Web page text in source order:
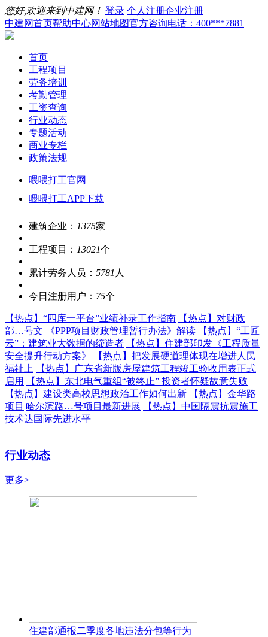
您好,欢迎来到中建网！ 登录 个人注册企业注册
中建网首页帮助中心网站地图官方咨询电话：400***7881
首页
工程项目
劳务培训
考勤管理
工资查询
行业动态
专题活动
商业专栏
政策法规
喂喂打工官网
喂喂打工APP下载
建筑企业： 1375家
工程项目： 13021个
累计劳务人员： 5781 人
今日注册用户： 75个
【热点】 “四库一平台”业绩补录工作指南 【热点】 对财政
部…号文 《PPP项目财政管理暂行办法》解读
【热点】 “工匠
云”：建筑业大数据的缔造者
【热点】 住建部印发《工程质量
安全提升行动方案》
【热点】 把发展硬道理体现在增进人民
福祉上
【热点】
广东省新版房屋建筑工程竣工验收用表正式
启用
【热点】 东北电气重组“被终止” 投资者怀疑故意失败
【热点】 建设类高校思想政治工作如何出新 【热点】 金华路
项目|哈尔滨路…号项目最新进展
【热点】 中国隔震抗震施工
技术达国际先进水平
行业动态
更多>
住建部通报二季度各地违法分包等行为